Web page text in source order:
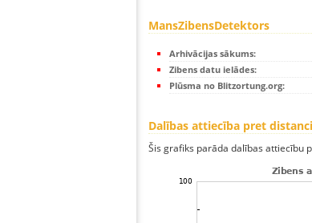
MansZibensDetektors
Arhivācijas sākums:
Zibens datu ielādes:
Plūsma no Blitzortung.org:
Dalības attiecība pret distanci
Šis grafiks parāda dalības attiecību